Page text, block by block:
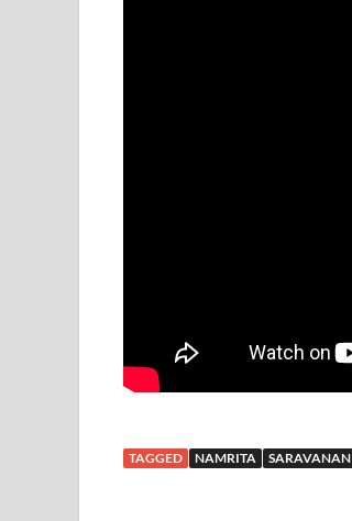
TAGGED NAMRITA SARAVANAN